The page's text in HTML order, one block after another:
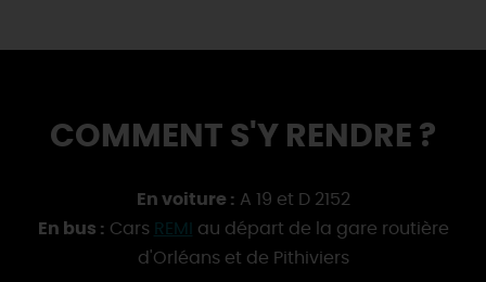
COMMENT S'Y RENDRE ?
En voiture : A 19 et D 2152
En bus : Cars REMI
au départ de la gare routière
d'Orléans et de Pithiviers